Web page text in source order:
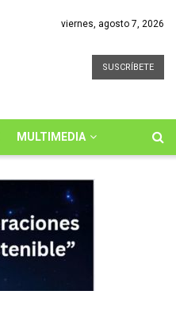
viernes, agosto 7, 2026
SUSCRÍBETE
MULTIMEDIA